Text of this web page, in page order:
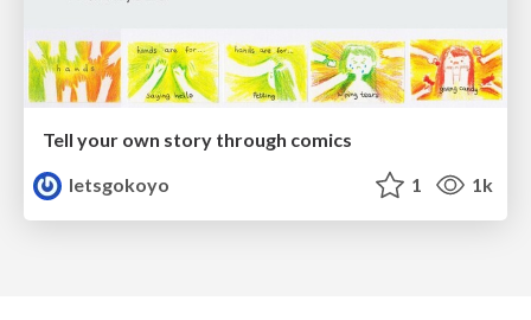
Tell your own story through comics
letsgokoyo
1 1k